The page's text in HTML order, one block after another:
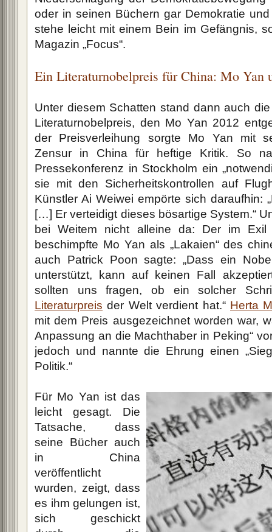
oder in seinen Büchern gar Demokratie
stehe leicht mit einem Bein im Gefängnis,
Magazin „Focus“.
Ein Literaturnobelpreis für China: Mo Yan
Unter diesem Schatten stand dann auch
Literaturnobelpreis, den Mo Yan 2012
der Preisverleihung sorgte Mo Yan mit
Zensur in China für heftige Kritik. So
Pressekonferenz in Stockholm ein
sie mit den Sicherheitskontrollen auf
Künstler Ai Weiwei empörte sich daraufhin:
[…] Er verteidigt dieses bösartige System.“
bei Weitem nicht alleine da: Der im
beschimpfte Mo Yan als „Lakaien“ des
auch Patrick Poon sagte: „Dass ein
unterstützt, kann auf keinen Fall
sollten uns fragen, ob ein solcher
Literaturpreis der Welt verdient hat.“ Herta
mit dem Preis ausgezeichnet worden war,
Anpassung an die Machthaber in Peking“
jedoch und nannte die Ehrung einen
Politik.“
Für Mo Yan ist das
leicht gesagt. Die
Tatsache, dass
seine Bücher auch
in China
veröffentlicht
wurden, zeigt, dass
es ihm gelungen ist,
sich geschickt